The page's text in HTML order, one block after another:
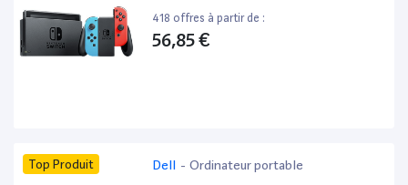
418 offres à partir de :
56,85 €
Top Produit Dell - Ordinateur portable